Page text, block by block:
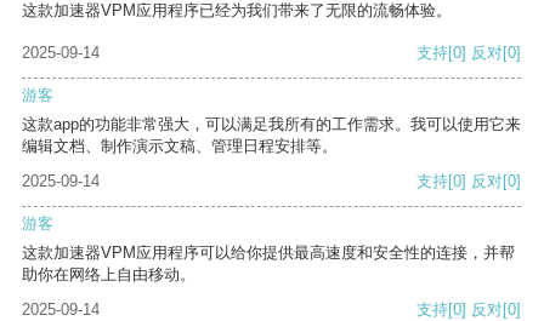
这款加速器VPM应用程序已经为我们带来了无限的流畅体验。
2025-09-14 支持[0] 反对[0]
游客
这款app的功能非常强大，可以满足我所有的工作需求。我可以使用它来
编辑文档、制作演示文稿、管理日程安排等。
2025-09-14
支持[0] 反对[0]
游客
这款加速器VPM应用程序可以给你提供最高速度和安全性的连接，并帮
助你在网络上自由移动。
2025-09-14
支持[0] 反对[0]